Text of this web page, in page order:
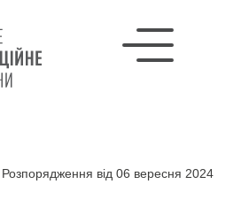
Розпорядження від 06 вересня 2024